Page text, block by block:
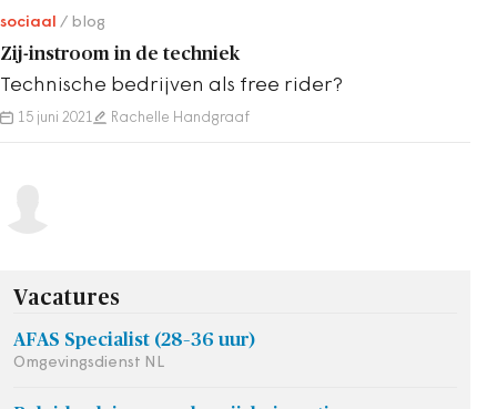
sociaal blog
Zij-instroom in de techniek
Technische bedrijven als free rider?
15 juni 2021 Rachelle Handgraaf
Vacatures
AFAS Specialist (28–36 uur)
Omgevingsdienst NL